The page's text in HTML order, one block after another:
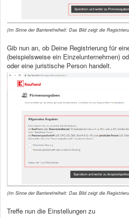
(Im Sinne der Barrierefreiheit: Das Bild zeigt die
Gib nun an, ob Deine Registrierung für
(beispielsweise ein Einzelunternehmen)
oder eine juristische Person handelt.
(Im Sinne der Barrierefreiheit: Das Bild zeigt die
Treffe nun die Einstellungen zu